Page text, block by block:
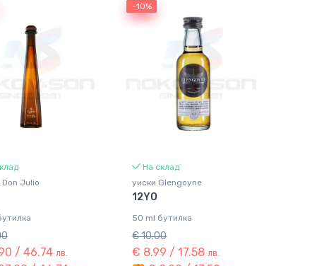
Don Julio
/ 46.74 лв.
-10%
-10%
На склад
уиски Glengoyne
12YO
50 ml бутилка
€ 10.00
€ 8.99 / 17.58лв.